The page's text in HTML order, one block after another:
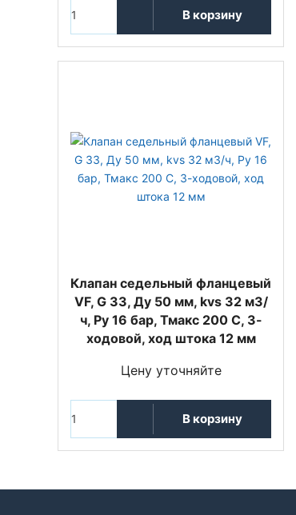
В корзину
Клапан седельный фланцевый
VF, G 33, Ду 50 мм, kvs 32 м3/
ч, Py 16 бар, Тмакс 200 С, 3-
ходовой, ход штока 12 мм
Цену уточняйте
В корзину